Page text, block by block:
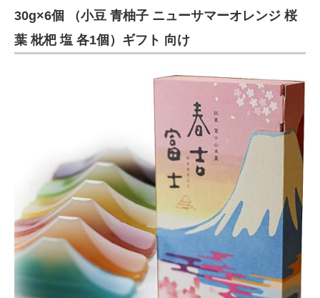
30g×6個 （小豆 青柚子 ニューサマーオレンジ 桜
葉 枇杷 塩 各1個）ギフト 向け